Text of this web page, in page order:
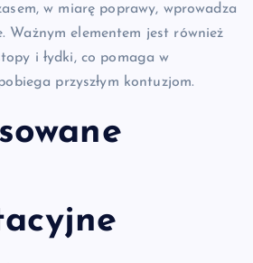
w miarę poprawy, wprowadza
Ważnym elementem jest również
i łydki, co pomaga w
przyszłym kontuzjom.